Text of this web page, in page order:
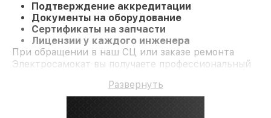
Подтверждение аккредитации
Документы на оборудование
Сертификаты на запчасти
Лицензии у каждого инженера
При обращении в наш СЦ или заказе ремонта
Электросамокат вы получаете профессиональный
Развернуть